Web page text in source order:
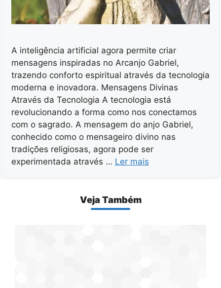
A inteligência artificial agora permite criar
mensagens inspiradas no Arcanjo Gabriel,
trazendo conforto espiritual através da tecnologia
moderna e inovadora. Mensagens Divinas
Através da Tecnologia A tecnologia está
revolucionando a forma como nos conectamos
com o sagrado. A mensagem do anjo Gabriel,
conhecido como o mensageiro divino nas
tradições religiosas, agora pode ser
experimentada através … Ler mais
Veja Também